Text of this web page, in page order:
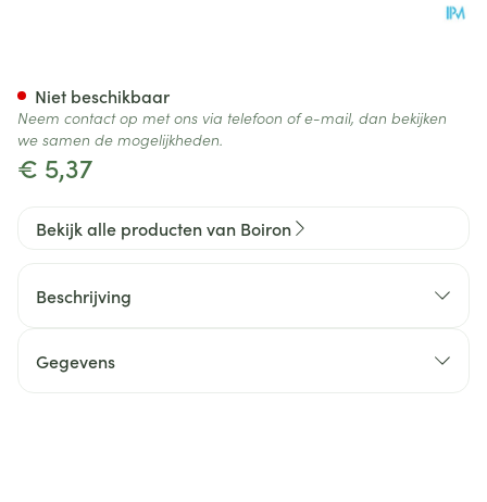
€ 5,37
Niet beschikbaar
Neem contact op met ons via telefoon of e-mail, dan bekijken
we samen de mogelijkheden.
Bekijk alle producten van Boiron
Beschrijving
Gegevens